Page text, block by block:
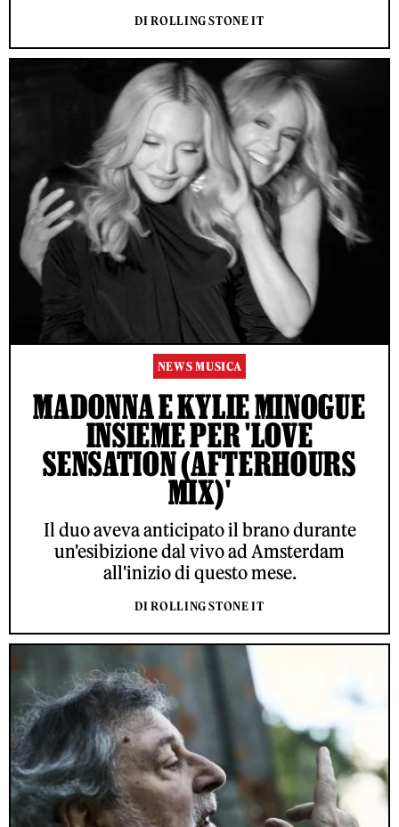
DI ROLLING STONE IT
NEWS MUSICA
MADONNA E KYLIE MINOGUE
INSIEME PER 'LOVE
SENSATION (AFTERHOURS
MIX)'
Il duo aveva anticipato il brano durante
un'esibizione dal vivo ad Amsterdam
all'inizio di questo mese.
DI ROLLING STONE IT